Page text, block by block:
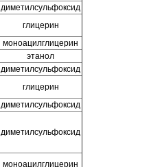
диметилсульфоксид
глицерин
моноацилглицерин
этанол
диметилсульфоксид
глицерин
диметилсульфоксид
диметилсульфоксид
моноацилглицерин